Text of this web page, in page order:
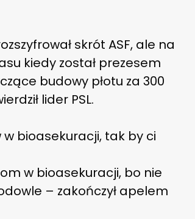
skrót ASF, ale na
kiedy został prezesem
budowy płotu za 300
lider PSL.
bioasekuracji, tak by ci
w bioasekuracji, bo nie
– zakończył apelem